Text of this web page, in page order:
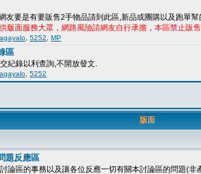
友要是有要販售2手物品請到此區,新品或團購以及跑單
版面服務大眾，網路風險請網友自行承擔，本區禁止販
5252 MP
區
紀錄以利查詢,不開放發文.
5252
版面
題反應區
論區的事務以及讓各位反應一切有關本討論區的問題(